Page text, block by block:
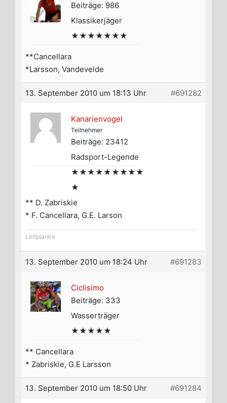
Beiträge: 986
Klassikerjäger
★★★★★★★
**Cancellara
*Larsson, Vandevelde
13. September 2010 um 18:13 Uhr #691282
Kanarienvogel
Teilnehmer
Beiträge: 23412
Radsport-Legende
★★★★★★★★★
★
** D. Zabriskie
* F. Cancellara, G.E. Larson
Leitplanke
13. September 2010 um 18:24 Uhr #691283
Ciclisimo
Beiträge: 333
Wasserträger
★★★★★
** Cancellara
* Zabriskie, G.E Larsson
13. September 2010 um 18:50 Uhr #691284